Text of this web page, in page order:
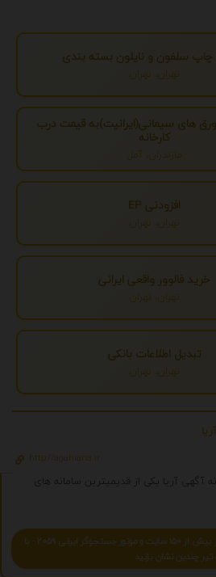
چاپ سلفون و نایلون بسته بندی
تهران، تهران
های سیمانی(ایرانیت)به قیمت درب
کارخانه
مازندران، آمل
افزودنی EP
تهران، تهران
خرید فالوور واقعی ایرانی
تهران، تهران
تبدیل اطلاعات بانکی
تهران، تهران
http://agahiaria.ir
آگهی آریا یکی از قدیمیترین سامانه های
درج تبلیغ شما به صورت همزمان در بیش از 150 سایت و موتور جستجوگر ایرانی 2059 - با
چندین نشان بزنید